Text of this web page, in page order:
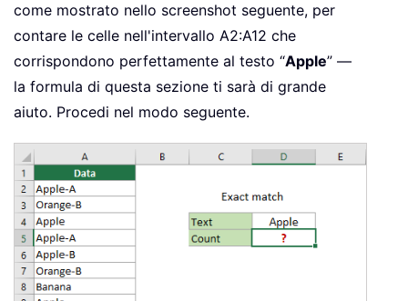
come mostrato nello screenshot seguente, per
contare le celle nell'intervallo A2:A12 che
corrispondono perfettamente al testo “Apple” —
la formula di questa sezione ti sarà di grande
aiuto. Procedi nel modo seguente.